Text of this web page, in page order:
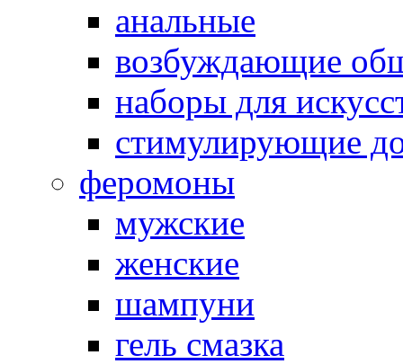
анальные
возбуждающие
наборы для
стимулирующие
феромоны
мужские
женские
шампуни
гель смазка